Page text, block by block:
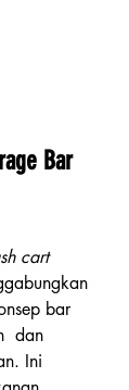
Bar
cart
bar
dan
Ini